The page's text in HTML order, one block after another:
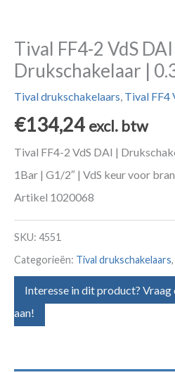
Tival FF4-2 VdS
Drukschakelaar |
Tival drukschakelaars, Tival FF4
€134,24 excl. btw
Tival FF4-2 VdS DAI |
1Bar | G1/2″ | VdS keur voor
Artikel 1020068
SKU: 4551
Categorieën: Tival drukschakelaars,
Interesse in dit product?
aan!